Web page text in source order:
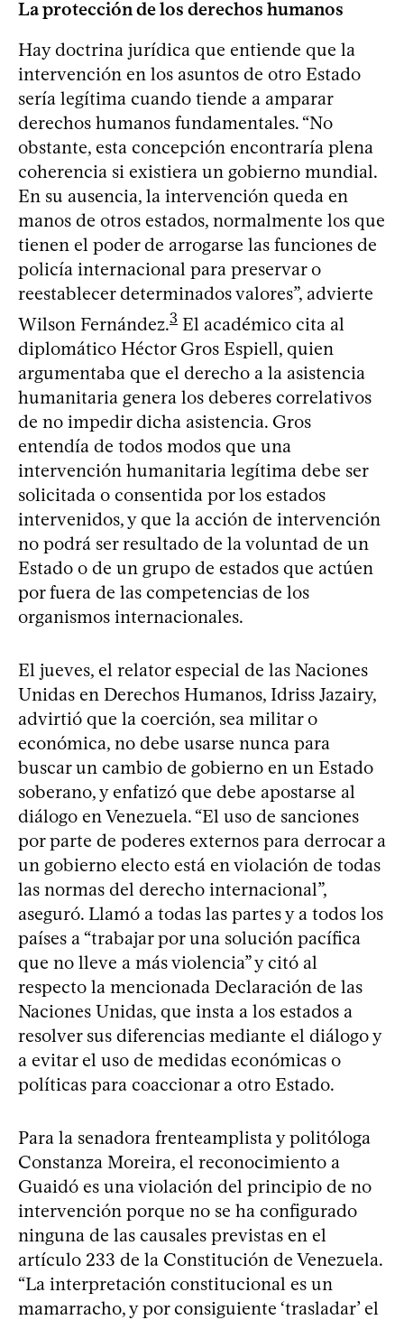
La protección de los derechos humanos
Hay doctrina jurídica que entiende que la
intervención en los asuntos de otro Estado
sería legítima cuando tiende a amparar
derechos humanos fundamentales. “No
obstante, esta concepción encontraría plena
coherencia si existiera un gobierno mundial.
En su ausencia, la intervención queda en
manos de otros estados, normalmente los que
tienen el poder de arrogarse las funciones de
policía internacional para preservar o
reestablecer determinados valores”, advierte
Wilson Fernández.3 El académico cita al
diplomático Héctor Gros Espiell, quien
argumentaba que el derecho a la asistencia
humanitaria genera los deberes correlativos
de no impedir dicha asistencia. Gros
entendía de todos modos que una
intervención humanitaria legítima debe ser
solicitada o consentida por los estados
intervenidos, y que la acción de intervención
no podrá ser resultado de la voluntad de un
Estado o de un grupo de estados que actúen
por fuera de las competencias de los
organismos internacionales.
El jueves, el relator especial de las Naciones
Unidas en Derechos Humanos, Idriss Jazairy,
advirtió que la coerción, sea militar o
económica, no debe usarse nunca para
buscar un cambio de gobierno en un Estado
soberano, y enfatizó que debe apostarse al
diálogo en Venezuela. “El uso de sanciones
por parte de poderes externos para derrocar a
un gobierno electo está en violación de todas
las normas del derecho internacional”,
aseguró. Llamó a todas las partes y a todos los
países a “trabajar por una solución pacífica
que no lleve a más violencia” y citó al
respecto la mencionada Declaración de las
Naciones Unidas, que insta a los estados a
resolver sus diferencias mediante el diálogo y
a evitar el uso de medidas económicas o
políticas para coaccionar a otro Estado.
Para la senadora frenteamplista y politóloga
Constanza Moreira, el reconocimiento a
Guaidó es una violación del principio de no
intervención porque no se ha configurado
ninguna de las causales previstas en el
artículo 233 de la Constitución de Venezuela.
“La interpretación constitucional es un
mamarracho, y por consiguiente ‘trasladar’ el